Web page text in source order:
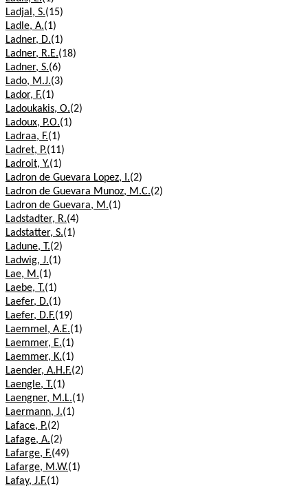
Ladjal, S.(15)
Ladle, A.(1)
Ladner, D.(1)
Ladner, R.E.(18)
Ladner, S.(6)
Lado, M.J.(3)
Lador, F.(1)
Ladoukakis, O.(2)
Ladoux, P.O.(1)
Ladraa, F.(1)
Ladret, P.(11)
Ladroit, Y.(1)
Ladron de Guevara Lopez, I.(2)
Ladron de Guevara Munoz, M.C.(2)
Ladron de Guevara, M.(1)
Ladstadter, R.(4)
Ladstatter, S.(1)
Ladune, T.(2)
Ladwig, J.(1)
Lae, M.(1)
Laebe, T.(1)
Laefer, D.(1)
Laefer, D.F.(19)
Laemmel, A.E.(1)
Laemmer, E.(1)
Laemmer, K.(1)
Laender, A.H.F.(2)
Laengle, T.(1)
Laengner, M.L.(1)
Laermann, J.(1)
Laface, P.(2)
Lafage, A.(2)
Lafarge, F.(49)
Lafarge, M.W.(1)
Lafay, J.F.(1)